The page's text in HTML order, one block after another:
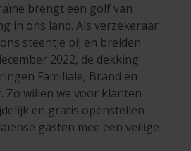
brengt een golf van
in ons land. Als verzekeraar
steentje bij en breiden
2022, de dekking
Familiale, Brand en
Zo willen we voor klanten
en gratis openstellen
gasten mee een veilige